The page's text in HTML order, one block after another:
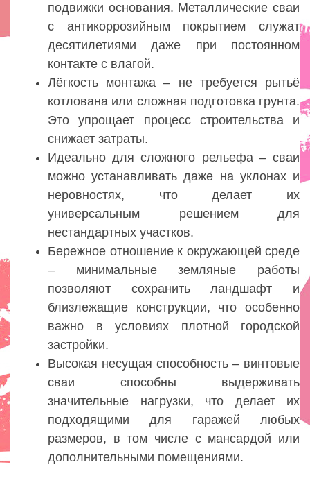
подвижки основания. Металлические сваи
с антикоррозийным покрытием служат
десятилетиями даже при постоянном
контакте с влагой.
Лёгкость монтажа – не требуется рытьё
котлована или сложная подготовка грунта.
Это упрощает процесс строительства и
снижает затраты.
Идеально для сложного рельефа – сваи
можно устанавливать даже на уклонах и
неровностях, что делает их
универсальным решением для
нестандартных участков.
Бережное отношение к окружающей среде
– минимальные земляные работы
позволяют сохранить ландшафт и
близлежащие конструкции, что особенно
важно в условиях плотной городской
застройки.
Высокая несущая способность – винтовые
сваи способны выдерживать
значительные нагрузки, что делает их
подходящими для гаражей любых
размеров, в том числе с мансардой или
дополнительными помещениями.